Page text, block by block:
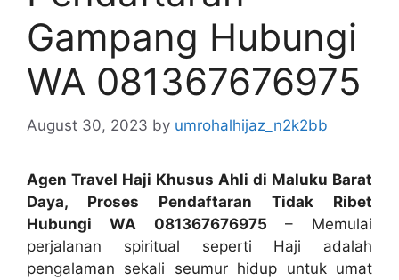
Gampang Hubungi
WA 081367676975
August 30, 2023 by umrohalhijaz_n2k2bb
Agen Travel Haji Khusus Ahli di Maluku Barat
Daya, Proses Pendaftaran Tidak Ribet
Hubungi WA 081367676975 – Memulai
perjalanan spiritual seperti Haji adalah
pengalaman sekali seumur hidup untuk umat